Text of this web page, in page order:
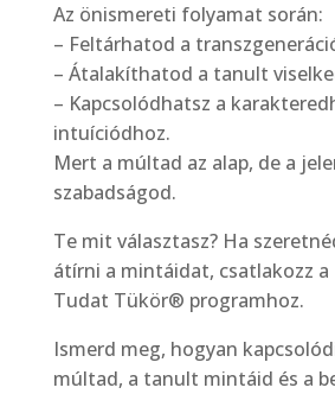
Az önismereti folyamat során:
– Feltárhatod a
– Átalakíthatod a tanult
– Kapcsolódhatsz a
intuíciódhoz.
Mert a múltad az alap, de a
szabadságod.
Te mit választasz? Ha
átírni a mintáidat, csatlakozz a
Tudat Tükör® programhoz.
Ismerd meg, hogyan
múltad, a tanult mintáid és a